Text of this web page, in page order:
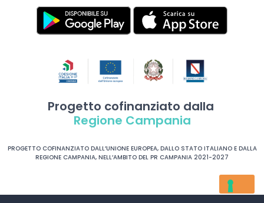
Progetto cofinanziato dalla
Regione Campania
PROGETTO COFINANZIATO DALL’UNIONE EUROPEA, DALLO STATO ITALIANO E DALLA
REGIONE CAMPANIA, NELL’AMBITO DEL PR CAMPANIA 2021-2027